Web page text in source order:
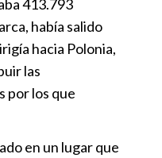
413.793
había salido
hacia Polonia,
las
por los que
en un lugar que